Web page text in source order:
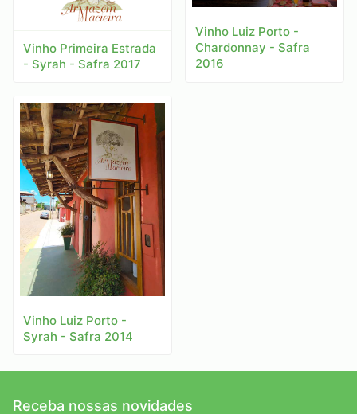
Vinho Primeira Estrada
- Syrah - Safra 2017
Vinho Luiz Porto -
Chardonnay - Safra
2016
Vinho Luiz Porto -
Syrah - Safra 2014
Receba nossas novidades